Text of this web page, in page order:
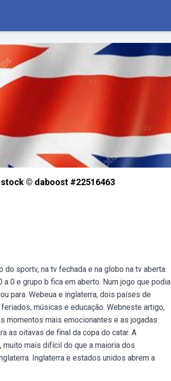
© daboost #22516463
sportv, na tv fechada e na globo na tv aberta.
0 e grupo b fica em aberto. Num jogo que podia
para. Webeua e inglaterra, dois países de
músicas e educação. Webneste artigo,
momentos mais emocionantes e as jogadas
as oitavas de final da copa do catar. A
mais difícil do que a maioria dos
Inglaterra e estados unidos abrem a